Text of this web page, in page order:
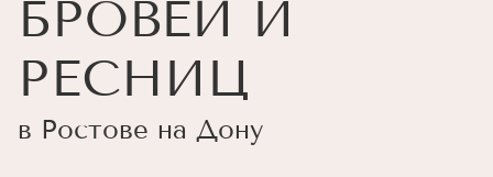
БРОВЕЙ И
РЕСНИЦ
в Ростове на Дону